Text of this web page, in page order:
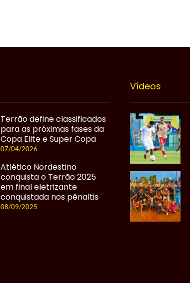
Terrão define classificados
para as próximas fases da
Copa Elite e Super Copa
07/04/2026
Atlético Nordestino
conquista o Terrão 2025
em final eletrizante
conquistada nos pênaltis
08/09/2025
Vídeos